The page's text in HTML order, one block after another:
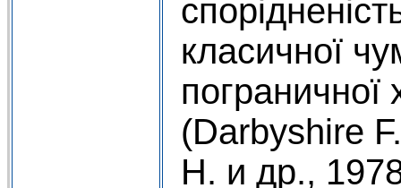
класичної
(Darbyshire
Н. и др.,